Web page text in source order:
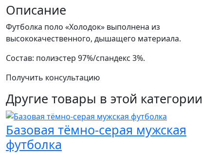
мужская
футболка-
поло
Описание
Футболка поло «Холодок» выполнена из
высококачественного, дышащего материала.
Состав: полиэстер 97%/спандекс 3%.
Получить консультацию
Другие товары в этой категории
Базовая тёмно-серая мужская
футболка